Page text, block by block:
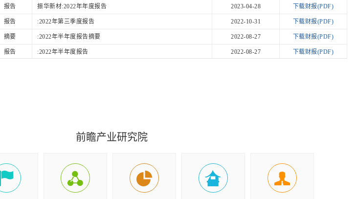
报告 振华新材:2022年年度报告 2023-04-28 下载财报(PDF)
报告 :2022年第三季度报告 2022-10-31 下载财报(PDF)
摘要 :2022年半年度报告摘要 2022-08-27 下载财报(PDF)
报告 :2022年半年度报告 2022-08-27 下载财报(PDF)
贵州振华新材料股份有限公司:2021年年度报告摘要
摘要 贵州振华新材料股份有限公司:2021年年度报告摘要 下载财报(PDF)
报告 贵州振华新材料股份有限公司:2021年第三季度报告 下载财报(PDF)
前瞻产业研究院